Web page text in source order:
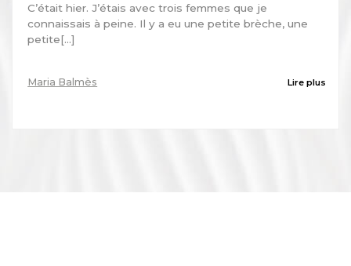
C’était hier. J’étais avec trois femmes que je
connaissais à peine. Il y a eu une petite brèche, une
petite[...]
Maria Balmès Lire plus